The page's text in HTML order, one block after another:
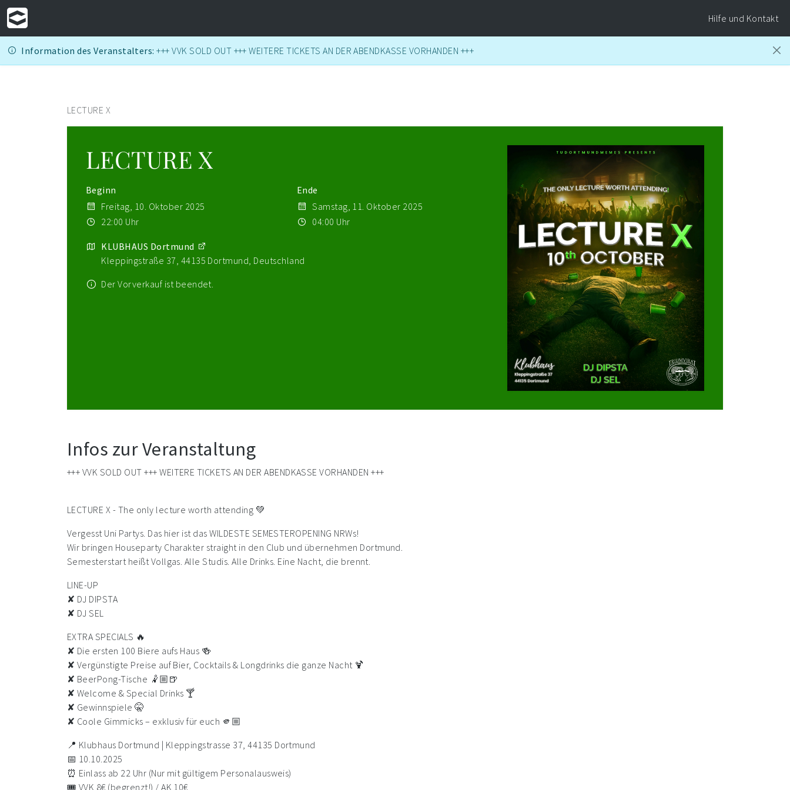
Hilfe und Kontakt
Information des Veranstalters: +++ VVK SOLD OUT +++ WEITERE TICKETS AN DER ABENDKASSE VORHANDEN +++
LECTURE X
LECTURE X
Beginn
Freitag, 10. Oktober 2025
22:00 Uhr
Ende
Samstag, 11. Oktober 2025
04:00 Uhr
KLUBHAUS Dortmund
Kleppingstraße 37, 44135 Dortmund, Deutschland
Der Vorverkauf ist beendet.
Infos zur Veranstaltung
+++ VVK SOLD OUT +++ WEITERE TICKETS AN DER ABENDKASSE VORHANDEN +++
LECTURE X - The only lecture worth attending 💚
Vergesst Uni Partys. Das hier ist das WILDESTE SEMESTEROPENING NRWs!
Wir bringen Houseparty Charakter straight in den Club und übernehmen Dortmund.
Semesterstart heißt Vollgas. Alle Studis. Alle Drinks. Eine Nacht, die brennt.
LINE-UP
✘ DJ DIPSTA
✘ DJ SEL
EXTRA SPECIALS 🔥
✘ Die ersten 100 Biere aufs Haus 🍻
✘ Vergünstigte Preise auf Bier, Cocktails & Longdrinks die ganze Nacht 🍹
✘ BeerPong-Tische 🤾🏼🍺
✘ Welcome & Special Drinks 🍸
✘ Gewinnspiele 🤫
✘ Coole Gimmicks – exklusiv für euch 🫵🏼
📍 Klubhaus Dortmund | Kleppingstrasse 37, 44135 Dortmund
📅 10.10.2025
⏰ Einlass ab 22 Uhr (Nur mit gültigem Personalausweis)
🎟️ VVK 8€ (begrenzt!) / AK 10€